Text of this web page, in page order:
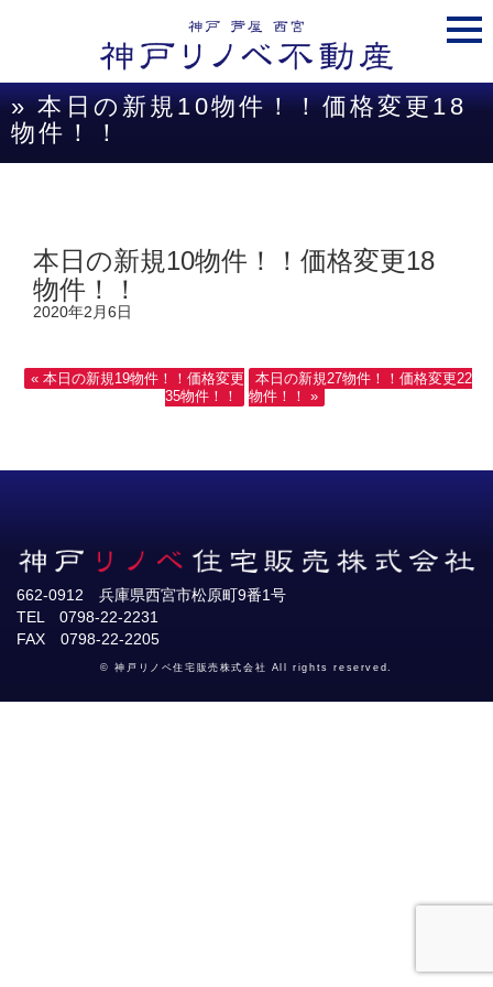
» 本日の新規10物件！！価格変更18
物件！！
本日の新規10物件！！価格変更18
物件！！
2020年2月6日
« 本日の新規19物件！！価格変更
35物件！！
本日の新規27物件！！価格変更22
物件！！ »
662-0912 兵庫県西宮市松原町9番1号
TEL 0798-22-2231
FAX 0798-22-2205
© 神戸リノベ住宅販売株式会社 All rights reserved.